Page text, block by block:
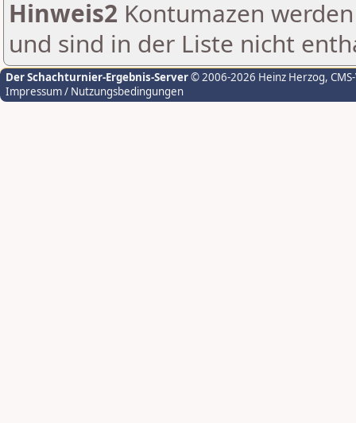
Hinweis2 Kontumazen
und sind in der Liste nicht
Der Schachturnier-Ergebnis-Server© 2006-2026 Heinz Herzog,
Impressum / Nutzungsbedingungen